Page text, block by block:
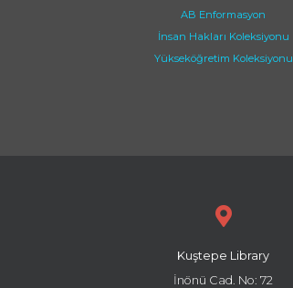
AB Enformasyon
İnsan Hakları Koleksiyonu
Yükseköğretim Koleksiyonu
Kuştepe Library
İnönü Cad. No: 72